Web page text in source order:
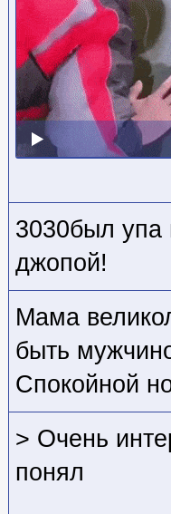
3030был упа
джопой!
Мама
быть
Спокойной
> Очень
понял